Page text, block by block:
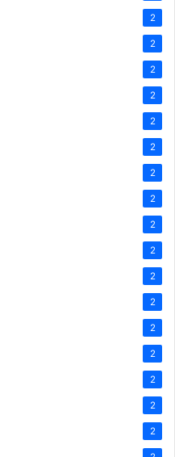
2
2
2
2
2
2
2
2
2
2
2
2
2
2
2
2
2